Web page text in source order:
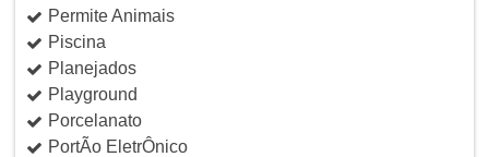
Permite Animais
Piscina
Planejados
Playground
Porcelanato
PortÃo EletrÔnico